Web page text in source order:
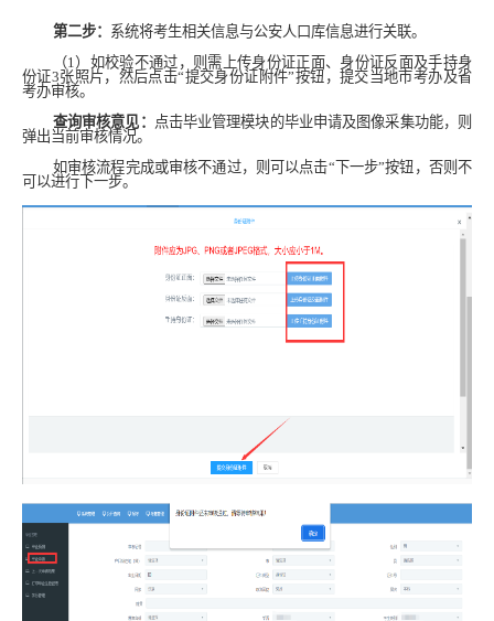
第二步： 系统将考生相关信息与公安人口库信息进行关联。
（1） 如校验不通过，则需上传身份证正面、身份证反面及手持身
份证3张照片，然后点击“提交身份证附件”按钮，提交当地市考办及省
考办审核。
查询审核意见： 点击毕业管理模块的毕业申请及图像采集功能，则
弹出当前审核情况。
如审核流程完成或审核不通过，则可以点击“下一步”按钮，否则不
可以进行下一步。